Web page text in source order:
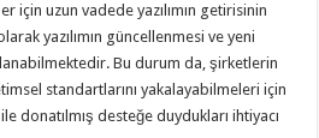
için uzun vadede yazılımın getirisinin
yazılımın güncellenmesi ve yeni
Bu durum da, şirketlerin
standartlarını yakalayabilmeleri için
donatılmış desteğe duydukları ihtiyacı